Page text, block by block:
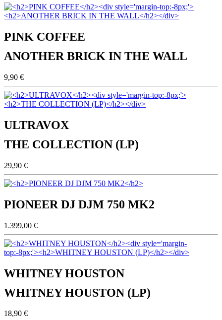
PINK COFFEE
ANOTHER BRICK IN THE WALL
9,90 €
ULTRAVOX
THE COLLECTION (LP)
29,90 €
PIONEER DJ DJM 750 MK2
1.399,00 €
WHITNEY HOUSTON
WHITNEY HOUSTON (LP)
18,90 €